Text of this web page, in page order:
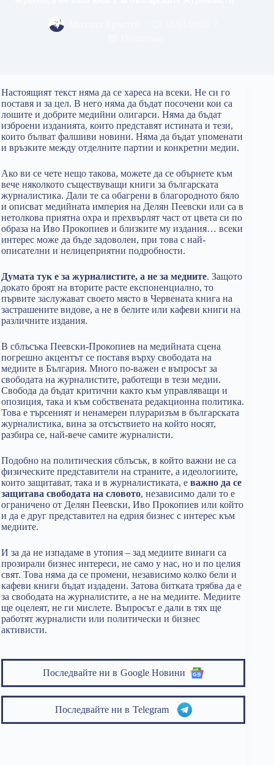
Настоящият текст няма да се хареса на всеки. Не си го
поставя и за цел. В него няма да бъдат посочени кои са
лошите и добрите медийни олигарси. Няма да бъдат
изброени изданията, които представят истината и тези,
които бълват фалшиви новини. Няма да бъдат упоменати
и връзките между отделните партии и конкретни медии.
Ако ви се чете нещо такова, можете да се обърнете към
вече няколкото съществуващи книги за българската
журналистика. Дали те са обагрени в благородното бяло
и описват медийната империя на Делян Пеевски или са в
нетолкова приятна охра и прехвърлят част от цвета си по
образа на Иво Прокопиев и близките му издания… всеки
интерес може да бъде задоволен, при това с най-
описателни и нелицеприятни подробности.
Думата тук е за журналистите, а не за медиите. Защото
докато броят на вторите расте експоненциално, то
първите заслужават своето място в Червената книга на
застрашените видове, а не в белите или кафеви книги на
различните издания.
В сблъсъка Пеевски-Прокопиев на медийната сцена
погрешно акцентът се поставя върху свободата на
медиите в България. Много по-важен е въпросът за
свободата на журналистите, работещи в тези медии.
Свобода да бъдат критични както към управляващи и
опозиция, така и към собствената редакционна политика.
Това е търсеният и ненамерен плураризъм в българската
журналистика, вина за отсъствието на който носят,
разбира се, най-вече самите журналисти.
Подобно на политическия сблъсък, в който важни не са
физическите представители на страните, а идеологиите,
които защитават, така и в журналистиката, е важно да се
защитава свободата на словото, независимо дали то е
ограничено от Делян Пеевски, Иво Прокопиев или който
и да е друг представител на едрия бизнес с интерес към
медиите.
И за да не изпадаме в утопия – зад медиите винаги са
прозирали бизнес интереси, не само у нас, но и по целия
свят. Това няма да се промени, независимо колко бели и
кафеви книги бъдат издадени. Затова битката трябва да е
за свободата на журналистите, а не на медиите. Медиите
ще оцелеят, не ги мислете. Въпросът е дали в тях ще
работят журналисти или политически и бизнес
активисти.
Последвайте ни в Google Новини
Последвайте ни в Telegram